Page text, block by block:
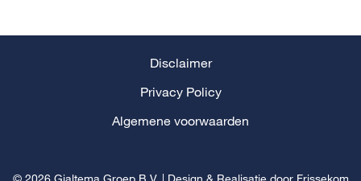
Disclaimer
Privacy Policy
Algemene voorwaarden